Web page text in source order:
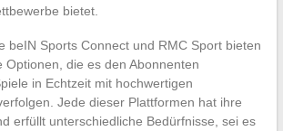
bietet.
beIN Sports Connect und RMC Sport bieten
Optionen, die es den Abonnenten
in Echtzeit mit hochwertigen
Jede dieser Plattformen hat ihre
erfüllt unterschiedliche Bedürfnisse, sei es